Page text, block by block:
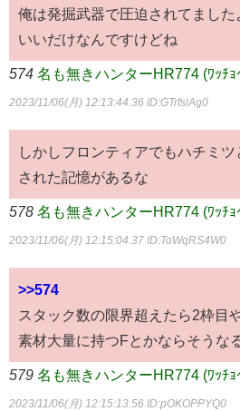
俺は発掘武器で圧迫されてまし
いいだけなんですけどね
574 名も無きハンターHR774 (ﾜｯﾁ
2023/11/06(月) 12:13:44.36 ID:GTrfsiAg0
しかしフロンティアでもハチミ
された記憶があるな
578 名も無きハンターHR774 (ﾜｯﾁ
2023/11/06(月) 12:15:04.37 ID:ToWqRS4W0
>>574
スタック数の限界超えたら2枠目
素材大量に持つFとかならそうな
579 名も無きハンターHR774 (ﾜｯﾁ
2023/11/06(月) 12:15:13.56 ID:pOKOPPYQ0